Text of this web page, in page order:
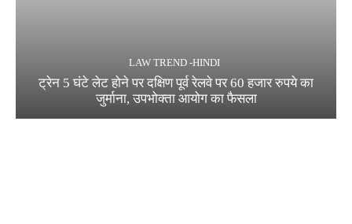
LAW TREND -HINDI
ट्रेन 5 घंटे लेट होने पर दक्षिण पूर्व रेलवे पर 60 हजार रुपये का
जुर्माना, उपभोक्ता आयोग का फैसला